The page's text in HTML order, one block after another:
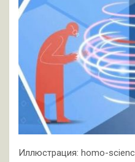
Иллюстрация: homo-